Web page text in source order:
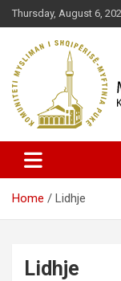
Skip
to
content
Thursday, August 6,
Myftinia
Home Lidhje
Lidhje